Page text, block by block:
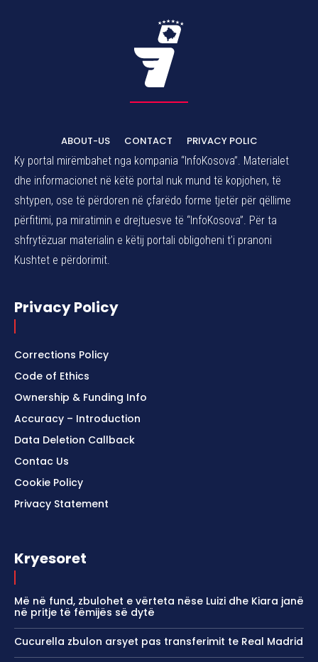
ABOUT-US CONTACT
PRIVACY POLIC
Ky portal mirëmbahet nga kompania “InfoKosova”. Materialet
dhe informacionet në këtë portal nuk mund të kopjohen, të
shtypen, ose të përdoren në çfarëdo forme tjetër për qëllime
përfitimi, pa miratimin e drejtuesve të “InfoKosova”. Për ta
shfrytëzuar materialin e këtij portali obligoheni t’i pranoni
Kushtet e përdorimit.
Privacy Policy
Corrections Policy
Code of Ethics
Ownership & Funding Info
Accuracy – Introduction
Data Deletion Callback
Contac Us
Cookie Policy
Privacy Statement
Kryesoret
Më në fund, zbulohet e vërteta nëse Luizi dhe Kiara janë
në pritje të fëmijës së dytë
Cucurella zbulon arsyet pas transferimit te Real Madrid